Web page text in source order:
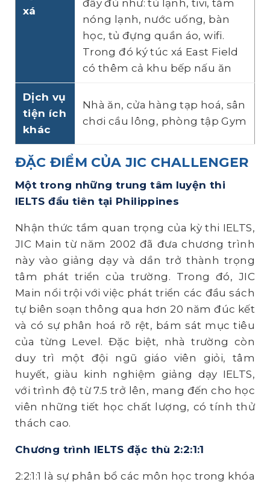
xá
đầy đủ như: tủ lạnh, tivi, tắm
nóng lạnh, nước uống, bàn
học, tủ đựng quần áo, wifi.
Trong đó ký túc xá East Field
có thêm cả khu bếp nấu ăn
Dịch vụ
tiện ích
khác
Nhà ăn, cửa hàng tạp hoá, sân
chơi cầu lông, phòng tập Gym
ĐẶC ĐIỂM CỦA JIC CHALLENGER
Một trong những trung tâm luyện thi
IELTS đầu tiên tại Philippines
Nhận thức tầm quan trọng của kỳ thi IELTS,
JIC Main từ năm 2002 đã đưa chương trình
này vào giảng dạy và dần trở thành trọng
tâm phát triển của trường. Trong đó, JIC
Main nổi trội với việc phát triển các đầu sách
tự biên soạn thông qua hơn 20 năm đúc kết
và có sự phân hoá rõ rệt, bám sát mục tiêu
của từng Level. Đặc biệt, nhà trường còn
duy trì một đội ngũ giáo viên giỏi, tâm
huyết, giàu kinh nghiệm giảng dạy IELTS,
với trình độ từ 7.5 trở lên, mang đến cho học
viên những tiết học chất lượng, có tính thử
thách cao.
Chương trình IELTS đặc thù 2:2:1:1
2:2:1:1 là sự phân bổ các môn học trong khóa